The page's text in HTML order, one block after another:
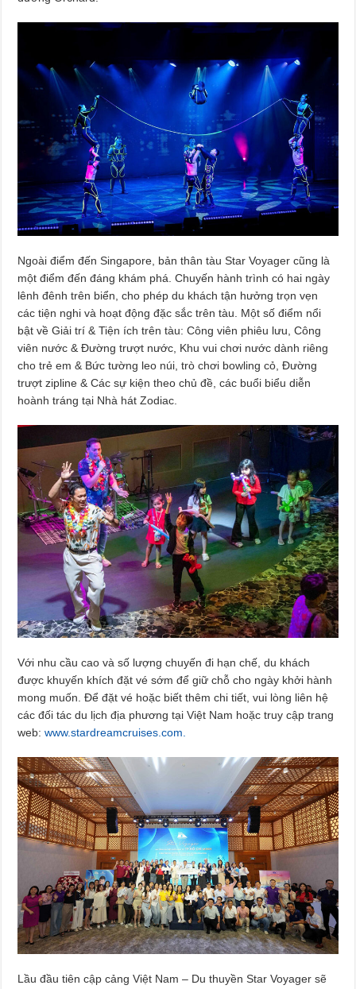
Ngoài điểm đến Singapore, bản thân tàu Star Voyager cũng là
một điểm đến đáng khám phá. Chuyến hành trình có hai ngày
lênh đênh trên biển, cho phép du khách tận hưởng trọn vẹn
các tiện nghi và hoạt động đặc sắc trên tàu. Một số điểm nổi
bật về Giải trí & Tiện ích trên tàu: Công viên phiêu lưu, Công
viên nước & Đường trượt nước, Khu vui chơi nước dành riêng
cho trẻ em & Bức tường leo núi, trò chơi bowling cỏ, Đường
trượt zipline & Các sự kiện theo chủ đề, các buổi biểu diễn
hoành tráng tại Nhà hát Zodiac.
Với nhu cầu cao và số lượng chuyến đi hạn chế, du khách
được khuyến khích đặt vé sớm để giữ chỗ cho ngày khởi hành
mong muốn. Để đặt vé hoặc biết thêm chi tiết, vui lòng liên hệ
các đối tác du lịch địa phương tại Việt Nam hoặc truy cập trang
web:www.stardreamcruises.com.
Lầu đầu tiên cập cảng Việt Nam – Du thuyền Star Voyager sẽ